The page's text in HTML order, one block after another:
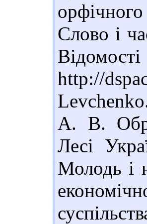
Слово і
http://
А. В.
Лесі
Молодь і